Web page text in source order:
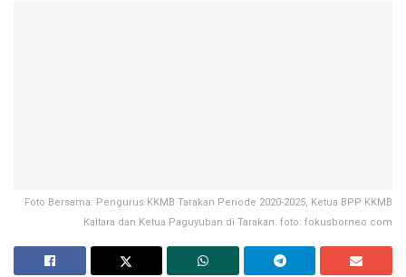
Foto Bersama: Pengurus KKMB Tarakan Periode 2020-2025, Ketua BPP KKMB
Kaltara dan Ketua Paguyuban di Tarakan. foto: fokusborneo.com